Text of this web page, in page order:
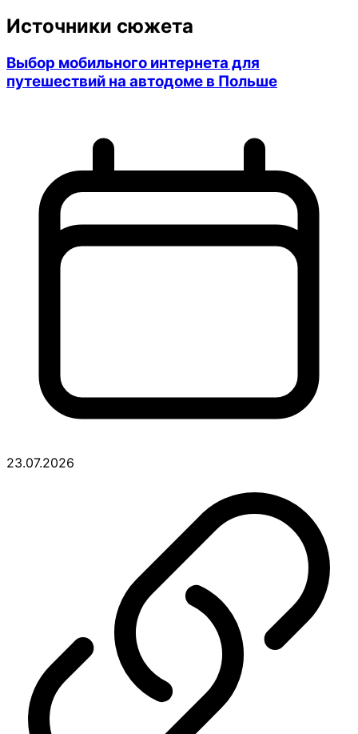
Источники сюжета
Выбор мобильного интернета для
путешествий на автодоме в Польше
23.07.2026